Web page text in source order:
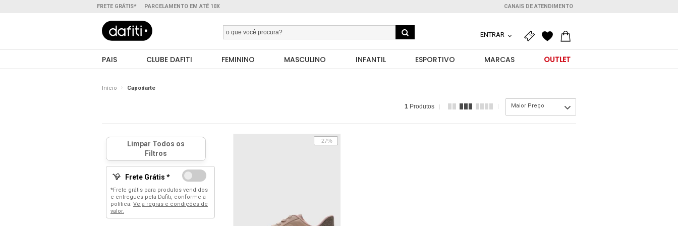
FRETE GRÁTIS* PARCELAMENTO EM ATÉ 10X CANAIS DE ATENDIMENTO
ENTRAR
PAIS CLUBE DAFITI FEMININO MASCULINO INFANTIL ESPORTIVO MARCAS OUTLET
Início Capodarte
1 Produtos Maior Preço
Frete Grátis *
*Frete grátis para produtos vendidos
e entregues pela Dafiti, conforme a
política: Veja regras e condições de
valor.
-27%